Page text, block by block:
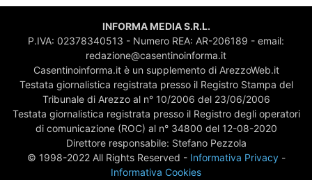
INFORMA MEDIA S.R.L.
P.IVA: 02378340513 - Numero REA: AR-206189 - email:
redazione@casentinoinforma.it
Casentinoinforma.it è un supplemento di ArezzoWeb.it
Testata giornalistica registrata presso il Registro Stampa del
Tribunale di Arezzo al n° 10/2006 del 23/06/2006
Testata giornalistica registrata presso il Registro degli operatori
di comunicazione (ROC) al n° 34800 del 12-08-2020
Direttore responsabile: Stefano Pezzola
© 1998-2022 All Rights Reserved - Informativa Privacy-
Informativa Cookies